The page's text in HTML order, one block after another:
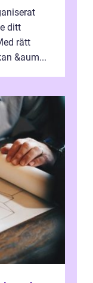
ditt
rätt
&aum...